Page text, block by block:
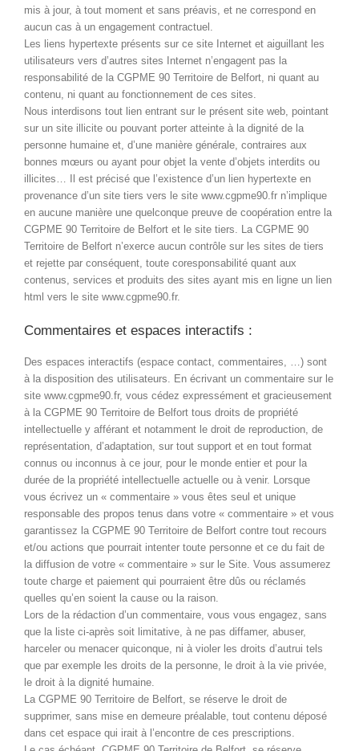
mis à jour, à tout moment et sans préavis, et ne correspond en
aucun cas à un engagement contractuel.
Les liens hypertexte présents sur ce site Internet et aiguillant les
utilisateurs vers d’autres sites Internet n’engagent pas la
responsabilité de la CGPME 90 Territoire de Belfort, ni quant au
contenu, ni quant au fonctionnement de ces sites.
Nous interdisons tout lien entrant sur le présent site web, pointant
sur un site illicite ou pouvant porter atteinte à la dignité de la
personne humaine et, d’une manière générale, contraires aux
bonnes mœurs ou ayant pour objet la vente d’objets interdits ou
illicites… Il est précisé que l’existence d’un lien hypertexte en
provenance d’un site tiers vers le site www.cgpme90.fr n’implique
en aucune manière une quelconque preuve de coopération entre la
CGPME 90 Territoire de Belfort et le site tiers. La CGPME 90
Territoire de Belfort n’exerce aucun contrôle sur les sites de tiers
et rejette par conséquent, toute coresponsabilité quant aux
contenus, services et produits des sites ayant mis en ligne un lien
html vers le site www.cgpme90.fr.
Commentaires et espaces interactifs :
Des espaces interactifs (espace contact, commentaires, …) sont
à la disposition des utilisateurs. En écrivant un commentaire sur le
site www.cgpme90.fr, vous cédez expressément et gracieusement
à la CGPME 90 Territoire de Belfort tous droits de propriété
intellectuelle y afférant et notamment le droit de reproduction, de
représentation, d’adaptation, sur tout support et en tout format
connus ou inconnus à ce jour, pour le monde entier et pour la
durée de la propriété intellectuelle actuelle ou à venir. Lorsque
vous écrivez un « commentaire » vous êtes seul et unique
responsable des propos tenus dans votre « commentaire » et vous
garantissez la CGPME 90 Territoire de Belfort contre tout recours
et/ou actions que pourrait intenter toute personne et ce du fait de
la diffusion de votre « commentaire » sur le Site. Vous assumerez
toute charge et paiement qui pourraient être dûs ou réclamés
quelles qu’en soient la cause ou la raison.
Lors de la rédaction d’un commentaire, vous vous engagez, sans
que la liste ci-après soit limitative, à ne pas diffamer, abuser,
harceler ou menacer quiconque, ni à violer les droits d’autrui tels
que par exemple les droits de la personne, le droit à la vie privée,
le droit à la dignité humaine.
La CGPME 90 Territoire de Belfort, se réserve le droit de
supprimer, sans mise en demeure préalable, tout contenu déposé
dans cet espace qui irait à l’encontre de ces prescriptions.